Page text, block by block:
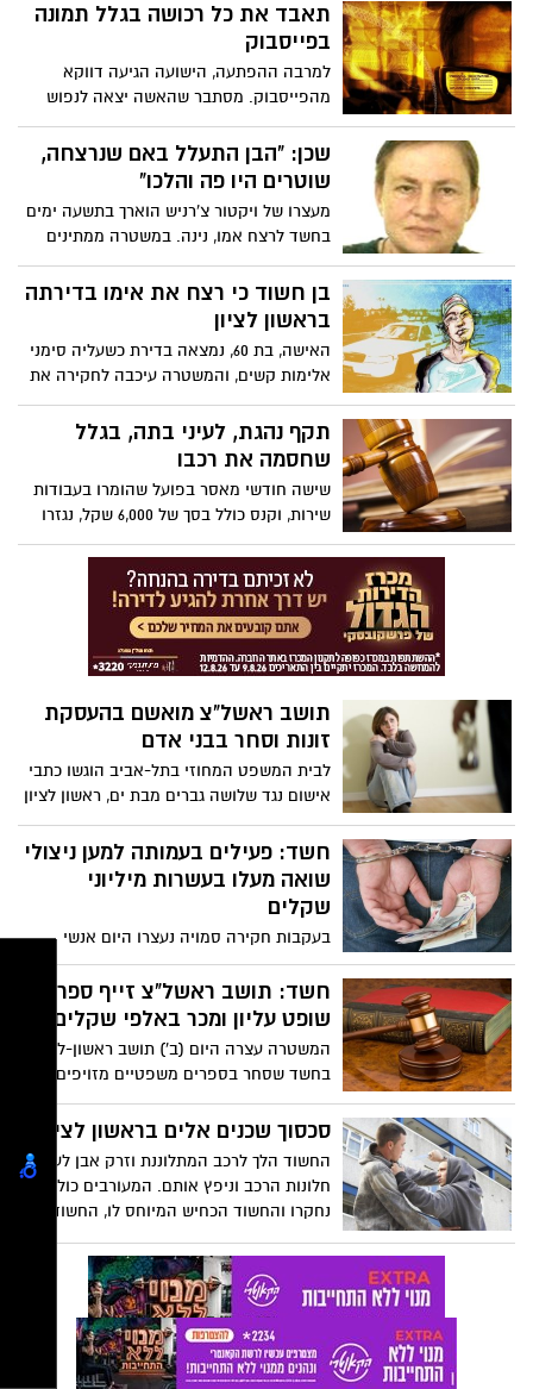
תאבד את כל רכושה בגלל תמונה
בפייסבוק
למרבה ההפתעה, הישועה הגיעה דווקא
מהפייסבוק. מסתבר שהאשה יצאה לנפוש
ביוון, ובמהלך החופשה החלה לנהל רומן עם
גבר ישראלי, הצעיר ממנה בעשר שנים לפחות.
שכן: "הבן התעלל באם שנרצחה,
שוטרים היו פה והלכו"
מעצרו של ויקטור צ'רניש הוארך בתשעה ימים
בחשד לרצח אמו, נינה. במשטרה ממתינים
לתוצאות הנתיחה לקביעת סיבת המוות.
השכן: "באו לפה בעבר שוטרים כמה פעמים
ולא עשו כלום"
בן חשוד כי רצח את אימו בדירתה
בראשון לציון
האישה, בת 60, נמצאה בדירת כשעליה סימני
אלימות קשים, והמשטרה עיכבה לחקירה את
בנה, כבן 40, כחשוד במעשה. שכן סיפר: "הוא
נהג להכות אותה. שוטרים כבר באו לכאן
בעבר"
תקף נהגת, לעיני בתה, בגלל
שחסמה את רכבו
שישה חודשי מאסר בפועל שהומרו בעבודות
שירות, וקנס כולל בסך של 6,000 שקל, נגזרו
על קבלן גינון מראשון לציון שתקף נהגת
שחסמה אותו מול עיני בתה הקטנה.
תושב ראשל"צ מואשם בהעסקת
זונות וסחר בבני אדם
לבית המשפט המחוזי בתל-אביב הוגשו כתבי
אישום נגד שלושה גברים מבת ים, ראשון לציון
ואילת בגין עבירות של סחר בבני אדם, גרימה
לעזיבת המדינה לשם זנות, סרסרות ומעשה
זנות, קשירת קשר לביצוע פשע ועוד.
חשד: פעילים בעמותה למען ניצולי
שואה מעלו בעשרות מיליוני
שקלים
בעקבות חקירה סמויה נעצרו היום אנשי
העמותה ואנשי קשר נוספים. העשרה יובאו
לדיון בהארכת מעצרם אחר הצהריים בבית
משפט השלום בראשון לציון.
חשד: תושב ראשל"צ זייף ספר של
שופט עליון ומכר באלפי שקלים
המשטרה עצרה היום (ב') תושב ראשון-לציון,
בחשד שסחר בספרים משפטיים מזויפים. לפי
החשד, הוא זייף ספר של שופט בית המשפט
העליון אליעזר ריבלין, ומכר עותקים שלו
רכישת עותק של הספר המזויף ממנו, ואז
סכסוך שכנים אלים בראשון לציון
החשוד הלך לרכב המתלוננת וזרק אבן לעברו
חלונות הרכב וניפץ אותם. המעורבים כולם
נחקרו והחשוד הכחיש המיוחס לו, החשוד